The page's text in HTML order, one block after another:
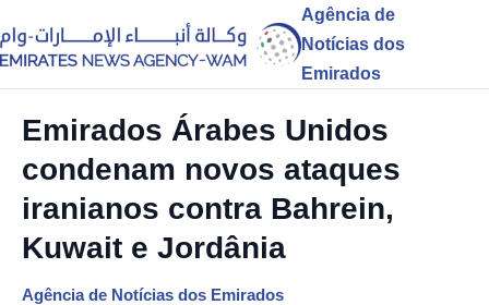
Agência de
Notícias dos
Emirados
Emirados Árabes Unidos
condenam novos ataques
iranianos contra Bahrein,
Kuwait e Jordânia
Agência de Notícias dos Emirados